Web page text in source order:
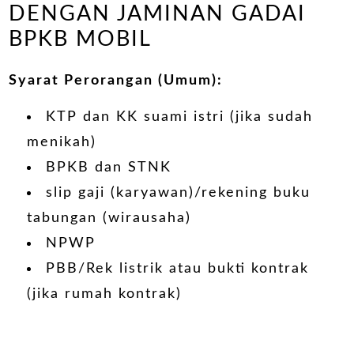
DENGAN JAMINAN GADAI
BPKB MOBIL
Syarat Perorangan (Umum):
KTP dan KK suami istri (jika sudah
menikah)
BPKB dan STNK
slip gaji (karyawan)/rekening buku
tabungan (wirausaha)
NPWP
PBB/Rek listrik atau bukti kontrak
(jika rumah kontrak)